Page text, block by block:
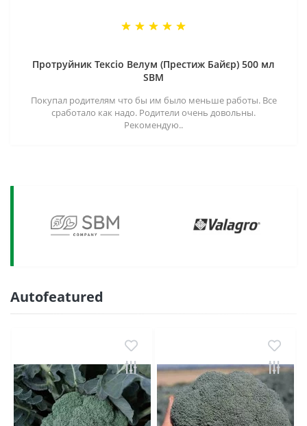
Протруйник Тексіо Велум (Престиж Байєр) 500 мл
SBM
Покупал родителям что бы им было меньше работы. Все
сработало как надо. Родители очень довольны.
Рекомендую..
Autofeatured